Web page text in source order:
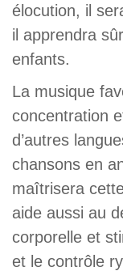
élocution, il
il apprendra
enfants.
La musique
concentration
d’autres
chansons en
maîtrisera
aide aussi au
corporelle et
et le contrôle